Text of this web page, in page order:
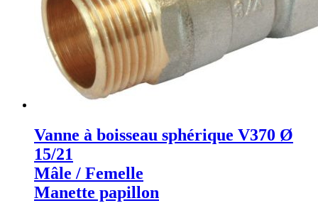
Vanne à boisseau sphérique V370 Ø
15/21
Mâle / Femelle
Manette papillon